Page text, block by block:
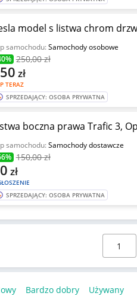
model s listwa chrom
samochodu:Samochody osobowe
250,00 zł
TERAZ
zł
SPRZEDAJĄCY: OSOBA PRYWATNA
boczna prawa Trafic 3,
samochodu:Samochody dostawcze
150,00 zł
zł
SPRZEDAJĄCY: OSOBA PRYWATNA
Wybierz
Bardzo dobry Używany